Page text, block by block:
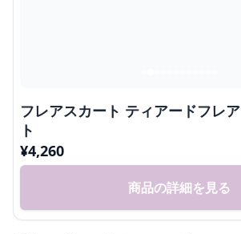
フレアスカート ティアードフレ
ト
¥4,260
商品の詳細を見る